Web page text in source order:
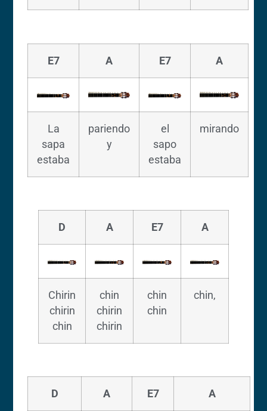
E7 A E7 A
La
sapa
estaba
pariendo
y
el
sapo
estaba
mirando
D A E7 A
Chirin
chirin
chin
chin
chirin
chirin
chin
chin
chin,
D A E7 A